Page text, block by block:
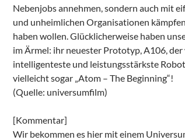
Nebenjobs annehmen, sondern auch mit
und unheimlichen Organisationen
haben wollen. Glücklicherweise haben
im Ärmel: ihr neuester Prototyp, A106,
intelligenteste und leistungsstärkste
vielleicht sogar „Atom – The Beginning“!
(Quelle: universumfilm)
[Kommentar]
Wir bekommen es hier mit einem